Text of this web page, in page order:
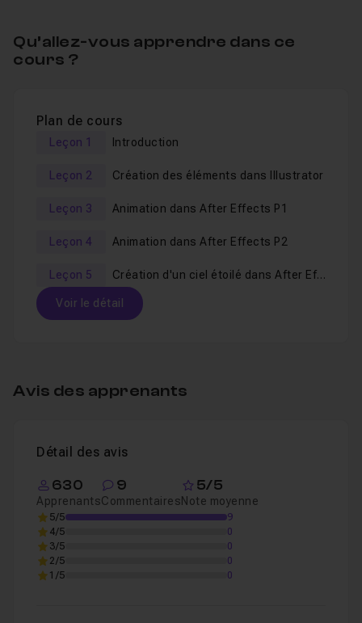
Les fichiers sourcesutilisés dans ce tuto sont fournis.
Bon tuto !
Qu’allez-vous apprendre dans ce
cours ?
Plan de cours
Leçon 1 Introduction
Leçon 2 Création des éléments dans Illustrator
Leçon 3 Animation dans After Effects P1
Leçon 4 Animation dans After Effects P2
Leçon 5 Création d'un ciel étoilé dans After Effects
Voir le détail
Leçon 3 Animation dans After Effects P1
Leçon 4 Animation dans After Effects P2
Avis des apprenants
Détail des avis
630
Apprenants
9
Commentaires
5/5
Note moyenne
5/5
9
4/5
0
3/5
0
2/5
0
1/5
0